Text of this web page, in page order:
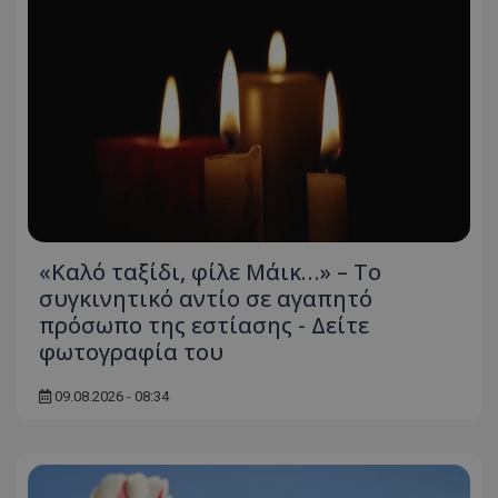
«Καλό ταξίδι, φίλε Μάικ…» – Το
συγκινητικό αντίο σε αγαπητό
πρόσωπο της εστίασης - Δείτε
φωτογραφία του
09.08.2026 - 08:34
VISITOR_PRIVACY_METADATA